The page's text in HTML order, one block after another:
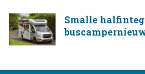
Smalle